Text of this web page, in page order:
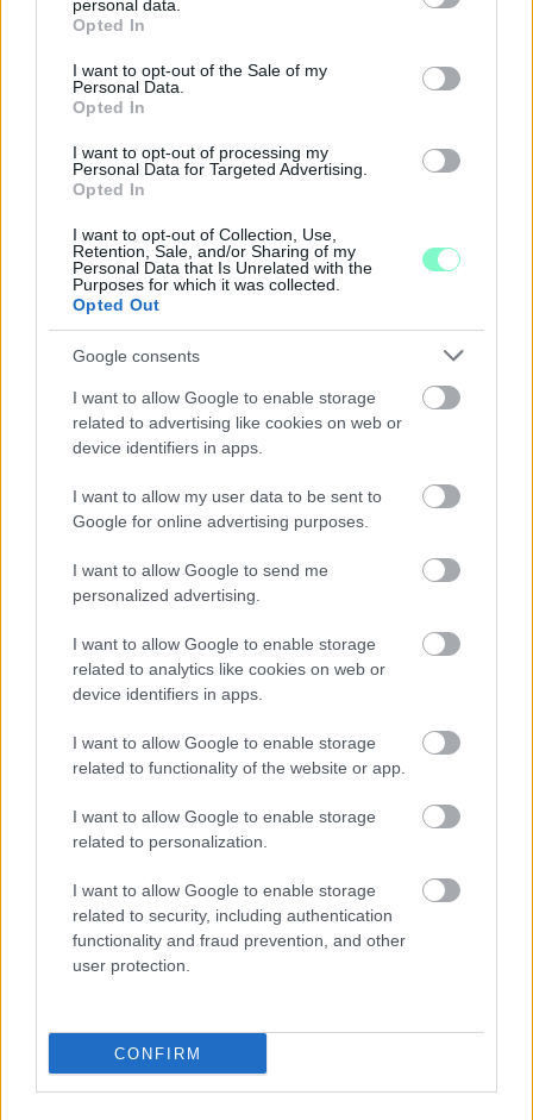
grant or deny consent to Google and its third-party tags to
use your data for below specified purposes in below Google
consent section.
personal data.
Opted In
I want to opt-out of the Sale of my
Personal Data.
Opted In
I want to opt-out of processing my
Personal Data for Targeted Advertising.
Opted In
I want to opt-out of Collection, Use,
Retention, Sale, and/or Sharing of my
Personal Data that Is Unrelated with the
Purposes for which it was collected.
Opted Out
Google consents
I want to allow Google to enable storage
related to advertising like cookies on web or
device identifiers in apps.
I want to allow my user data to be sent to
Google for online advertising purposes.
I want to allow Google to send me
personalized advertising.
I want to allow Google to enable storage
related to analytics like cookies on web or
device identifiers in apps.
I want to allow Google to enable storage
related to functionality of the website or app.
I want to allow Google to enable storage
related to personalization.
I want to allow Google to enable storage
related to security, including authentication
functionality and fraud prevention, and other
user protection.
CONFIRM
EXTRA: A VÁSÁRCSARNOKBAN NYITJA ÚJ ÉVADÁT
A GYŐRI FILHARMONIKUS ZENEKAR
rendhagyó helyszínen találkozhat a közönség a klasszikus
zenével.
Szólj hozzá!
KERETÉBEN